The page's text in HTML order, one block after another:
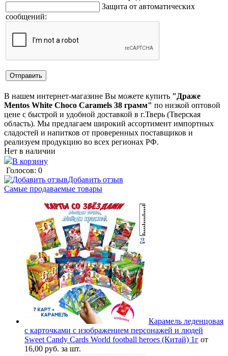
Защита от автоматических
сообщений:
В нашем интернет-магазине Вы можете купить "Драже
Mentos White Choco Caramels 38 грамм" по низкой оптовой
цене с быстрой и удобной доставкой в г.Тверь (Тверская
область). Мы предлагаем широкий ассортимент импортных
сладостей и напитков от проверенных поставщиков и
реализуем продукцию во всех регионах РФ.
Нет в наличии
В корзину
Голосов: 0
Добавить отзыв
Самые продаваемые товары
Карамель леденцовая
с карточками с изображением персонажей и людей
Sweet Candy Cards World football heroes (Китай) 1г от
16,00 руб. за шт.